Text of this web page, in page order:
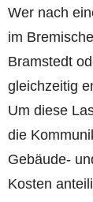
Wer nach
im
Bramstedt
gleichzeitig
Um diese
die
Gebäude-
Kosten